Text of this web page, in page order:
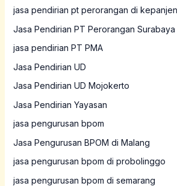
jasa pendirian pt perorangan di
Jasa Pendirian PT Perorangan Surabaya
jasa pendirian PT PMA
Jasa Pendirian UD
Jasa Pendirian UD Mojokerto
Jasa Pendirian Yayasan
jasa pengurusan bpom
Jasa Pengurusan BPOM di Malang
jasa pengurusan bpom di probolinggo
jasa pengurusan bpom di semarang